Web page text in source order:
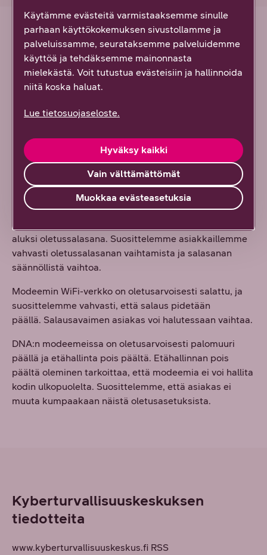
Älykodin laitteiden tietosuoja
Kodin oman langattoman sisäverkon salaus ja
verkkomodeemin hyvä salasananhallinta ovat
turvassa. Älykodeissa verkon käyttäjiin voi kuulua myös
älykkäitä laitteita.
Kodin modeemit
DNA:n toimittaman kodin modeemin hallintasivun
salasanaa ei voi poistaa käytöstä, mutta käytössä on
aluksi oletussalasana. Suosittelemme asiakkaillemme
vahvasti oletussalasanan vaihtamista ja salasanan
säännöllistä vaihtoa.
Modeemin WiFi-verkko on oletusarvoisesti salattu, ja
suosittelemme vahvasti, että salaus pidetään
päällä. Salausavaimen asiakas voi halutessaan vaihtaa.
DNA:n modeemeissa on oletusarvoisesti palomuuri
päällä ja etähallinta pois päältä. Etähallinnan pois
päältä oleminen tarkoittaa, että modeemia ei voi hallita
kodin ulkopuolelta. Suosittelemme, että asiakas ei
muuta kumpaakaan näistä oletusasetuksista.
Kyberturvallisuuskeskuksen
tiedotteita
www.kyberturvallisuuskeskus.fi RSS
Käytämme evästeitä varmistaaksemme sinulle
parhaan käyttökokemuksen sivustollamme ja
palveluissamme, seurataksemme palveluidemme
käyttöä ja tehdäksemme mainonnasta
mielekästä. Voit tutustua evästeisiin ja hallinnoida
niitä koska haluat.
Lue tietosuojaseloste.
Vain välttämättömät
Hyväksy kaikki
Muokkaa evästeasetuksia